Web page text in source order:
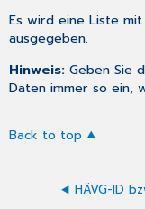
Es wird eine Liste
ausgegeben.
Hinweis:Geben Sie
Daten immer so ein,
Back to top